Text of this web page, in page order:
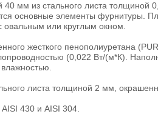
мм из стального листа
основные элементы фурнитуры.
или круглым окном.
жесткого пенополиуретана
(0,022 Вт/(м*К).
листа толщиной 2 мм,
430 и AISI 304.